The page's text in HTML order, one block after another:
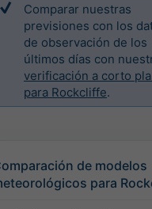
Comparar nuestras
previsiones con los
de observación de los
últimos días con
verificación a corto
para Rockcliffe.
de modelos
para